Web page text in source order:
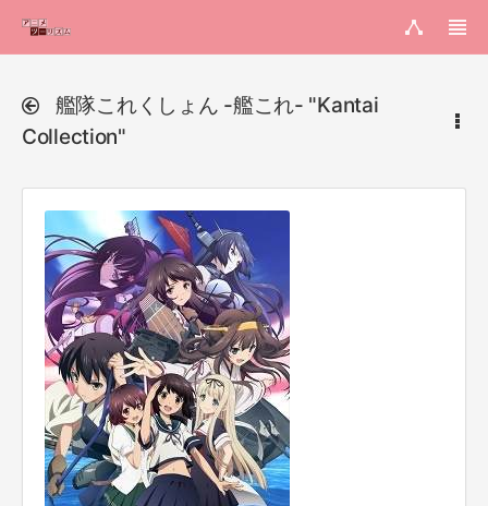
艦隊これくしょん -艦これ- "Kantai
Collection"